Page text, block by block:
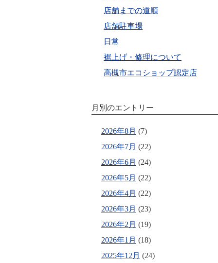
店舗までの道順
店舗駐車場
日常
裾上げ・修理について
高槻市エコショップ認定店
月別のエントリー
2026年8月 (7)
2026年7月 (22)
2026年6月 (24)
2026年5月 (22)
2026年4月 (22)
2026年3月 (23)
2026年2月 (19)
2026年1月 (18)
2025年12月 (24)